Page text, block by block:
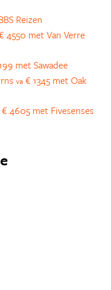
Reizen
4550 met Van Verre
met Sawadee
va € 1345 met Oak
€ 4605 met Fivesenses